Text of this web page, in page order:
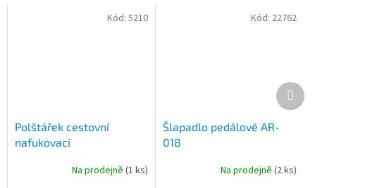
Polštářek cestovní
nafukovací
Na prodejně(1 ks)
Kód:5210
Šlapadlo pedálové AR-
018
Na prodejně (2 ks)
Kód: 22762
Další
produkt